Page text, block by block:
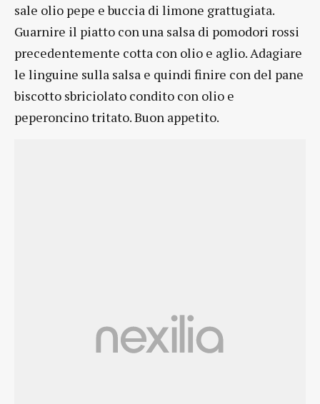
sale olio pepe e buccia di limone grattugiata.
Guarnire il piatto con una salsa di pomodori rossi
precedentemente cotta con olio e aglio. Adagiare
le linguine sulla salsa e quindi finire con del pane
biscotto sbriciolato condito con olio e
peperoncino tritato. Buon appetito.